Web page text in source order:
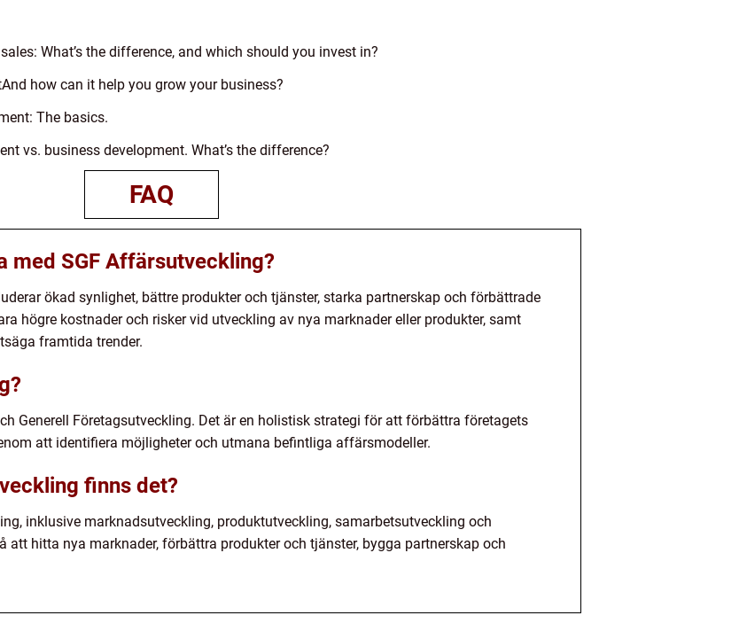
What’s the difference, and which should you invest in?
how can it help you grow your business?
The basics.
vs. business development. What’s the difference?
FAQ
med SGF Affärsutveckling?
ökad synlighet, bättre produkter och tjänster, starka partnerskap och förbättrade
högre kostnader och risker vid utveckling av nya marknader eller produkter, samt
framtida trender.
Generell Företagsutveckling. Det är en holistisk strategi för att förbättra företagets
att identifiera möjligheter och utmana befintliga affärsmodeller.
finns det?
inklusive marknadsutveckling, produktutveckling, samarbetsutveckling och
hitta nya marknader, förbättra produkter och tjänster, bygga partnerskap och